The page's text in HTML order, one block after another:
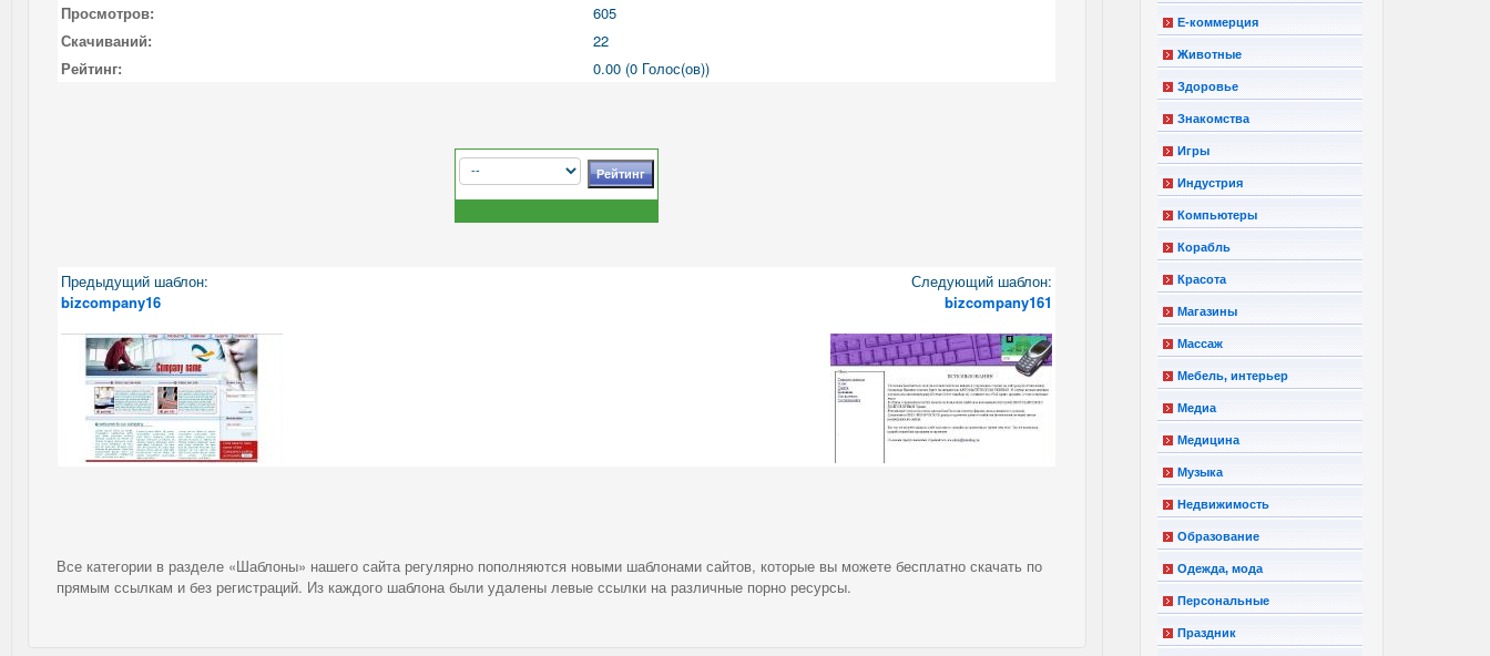
Просмотров:
605
Скачиваний:
22
Рейтинг:
0.00 (0 Голос(ов))
Предыдущий шаблон:
bizcompany16
Следующий шаблон:
bizcompany161
Все категории в разделе «Шаблоны» нашего сайта регулярно пополняются новыми шаблонами сайтов, которые вы можете бесплатно скачать по
прямым ссылкам и без регистраций. Из каждого шаблона были удалены левые ссылки на различные порно ресурсы.
Е-коммерция
Животные
Здоровье
Знакомства
Игры
Индустрия
Компьютеры
Корабль
Красота
Магазины
Массаж
Мебель, интерьер
Медиа
Медицина
Музыка
Недвижимость
Образование
Одежда, мода
Персональные
Праздник